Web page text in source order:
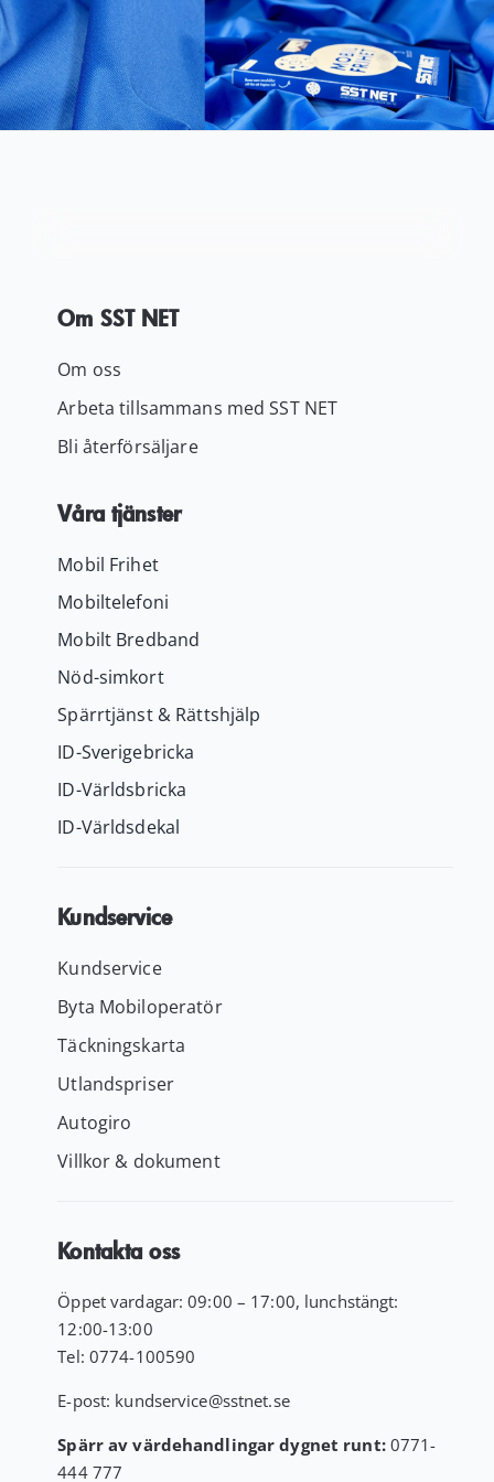
Kundservice
Varukorg
Om SST NET
Om oss
Arbeta tillsammans med SST NET
Bli återförsäljare
Våra tjänster
Mobil Frihet
Mobiltelefoni
Mobilt Bredband
Nöd-simkort
Spärrtjänst & Rättshjälp
ID-Sverigebricka
ID-Världsbricka
ID-Världsdekal
Kundservice
Kundservice
Byta Mobiloperatör
Täckningskarta
Utlandspriser
Autogiro
Villkor & dokument
Kontakta oss
Öppet vardagar: 09:00 – 17:00, lunchstängt:
12:00-13:00
Tel: 0774-100590
E-post: kundservice@sstnet.se
Spärr av värdehandlingar dygnet runt:0771-
444 777